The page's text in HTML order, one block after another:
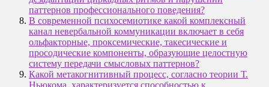
паттернов профессионального поведения?
В современной психосемиотике какой комплексный
канал невербальной коммуникации включает в себя
ольфакторные, проксемические, такесические и
просодические компоненты, образующие целостную
систему передачи смысловых паттернов?
Какой метакогнитивный процесс, согласно теории Т.
Ньюкома, характеризуется способностью к